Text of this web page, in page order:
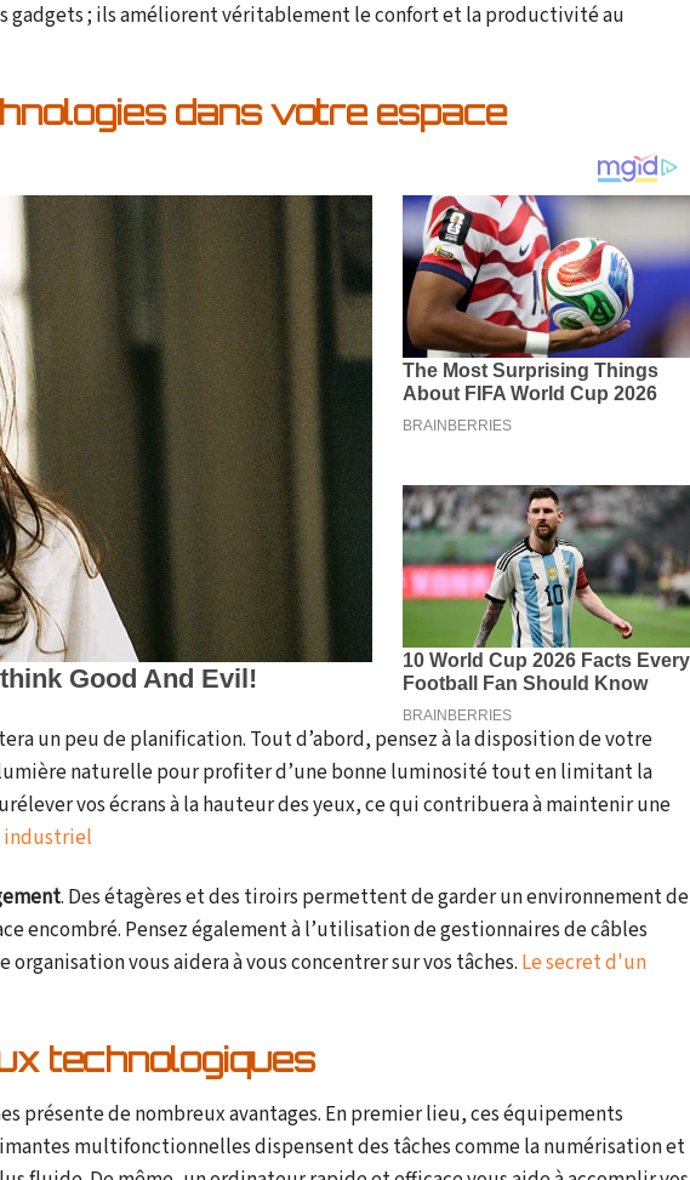
gadgets ; ils améliorent véritablement le confort et la productivité au
dans votre espace
un peu de planification. Tout d’abord, pensez à la disposition de votre
naturelle pour profiter d’une bonne luminosité tout en limitant la
vos écrans à la hauteur des yeux, ce qui contribuera à maintenir une
industriel
. Des étagères et des tiroirs permettent de garder un environnement de
encombré. Pensez également à l’utilisation de gestionnaires de câbles
vous aidera à vous concentrer sur vos tâches. Le secret d'un
technologiques
présente de nombreux avantages. En premier lieu, ces équipements
multifonctionnelles dispensent des tâches comme la numérisation et